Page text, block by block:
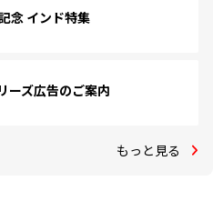
念 インド特集
ーズ広告のご案内
もっと見る